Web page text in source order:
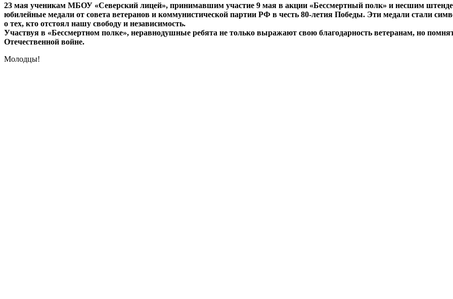
23 мая ученикам МБОУ «Северский лицей», принимавшим участие 9 мая в акции «Бессмертный полк» и несшим
юбилейные медали от совета ветеранов и коммунистической партии РФ в честь 80-летия Победы. Эти медали стали
о тех, кто отстоял нашу свободу и независимость.
Участвуя в «Бессмертном полке», неравнодушные ребята не только выражают свою благодарность ветеранам, но
Отечественной войне.
Молодцы!